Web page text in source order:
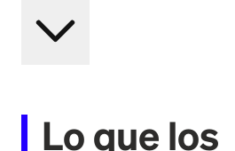
Lo que los